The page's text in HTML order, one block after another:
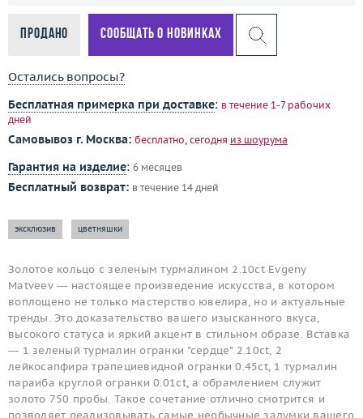
Продано Сообщать о новинках
Остались вопросы?
Бесплатная примерка при доставке: в течение 1-7 рабочих
дней
Самовывоз г. Москва: бесплатно, сегодня из шоурума
Гарантия на изделие: 6 месяцев
Бесплатный возврат: в течение 14 дней
эксклюзив цветняшки
Золотое кольцо с зеленым турмалином 2.10ct Evgeny
Matveev — настоящее произведение искусства, в котором
воплощено не только мастерство ювелира, но и актуальные
тренды. Это доказательство вашего изысканного вкуса,
высокого статуса и яркий акцент в стильном образе. Вставка
— 1 зеленый турмалин огранки "сердце" 2.10ct, 2
лейкосапфира трапециевидной огранки 0.45ct, 1 турмалин
параиба круглой огранки 0.01ct, а обрамлением служит
золото 750 пробы. Такое сочетание отлично смотрится и
позволяет реализовывать самые необычные задумки вашего